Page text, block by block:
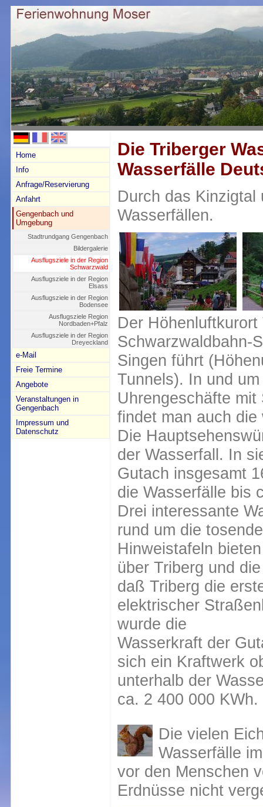
Home
Info
Anfrage/Reservierung
Anfahrt
Gengenbach und
Umgebung
Stadtrundgang Gengenbach
Bildergalerie
Ausflugsziele in der Region
Schwarzwald
Ausflugsziele in der Region
Elsass
Ausflugsziele in der Region
Bodensee
Ausflugsziele Region
Nordbaden+Pfalz
Ausflugsziele in der Region
Dreyeckland
e-Mail
Freie Termine
Angebote
Veranstaltungen in
Gengenbach
Impressum und
Datenschutz
Die Triberger
Wasserfälle
Durch das Kinzigtal
Wasserfällen.
Der
Schwarzwaldbahn-
Singen führt
Tunnels). In und
Uhrengeschäfte
findet man auch
Die
der Wasserfall. In
Gutach insgesamt
die Wasserfälle bis
Drei interessante
rund um die
Hinweistafeln
über Triberg und
daß Triberg die
elektrischer
wurde die
Wasserkraft der
sich ein Kraftwerk
unterhalb der
ca. 2 400 000 KWh.
Die vielen
Wasserfälle
vor den Menschen
Erdnüsse nicht